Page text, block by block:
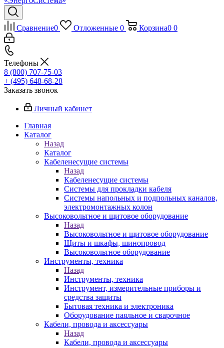
Сравнение0 Отложенные 0 Корзина0 0
Телефоны
8 (800) 707-75-03
+ (495) 648-68-28
Заказать звонок
Личный кабинет
Главная
Каталог
Назад
Каталог
Кабеленесущие системы
Назад
Кабеленесущие системы
Системы для прокладки кабеля
Системы напольных и подпольных каналов,
электромонтажных колон
Высоковольтное и щитовое оборудование
Назад
Высоковольтное и щитовое оборудование
Щиты и шкафы, шинопровод
Высоковольтное оборудование
Инструменты, техника
Назад
Инструменты, техника
Инструмент, измерительные приборы и
средства защиты
Бытовая техника и электроника
Оборудование паяльное и сварочное
Кабели, провода и аксессуары
Назад
Кабели, провода и аксессуары